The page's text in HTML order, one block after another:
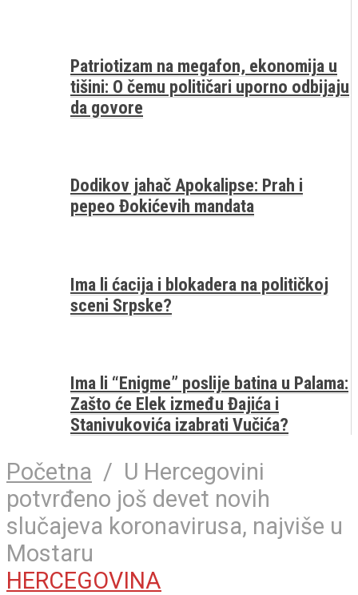
Patriotizam na megafon, ekonomija u
tišini: O čemu političari uporno odbijaju
da govore
Dodikov jahač Apokalipse: Prah i
pepeo Đokićevih mandata
Ima li ćacija i blokadera na političkoj
sceni Srpske?
Ima li “Enigme” poslije batina u Palama:
Zašto će Elek između Đajića i
Stanivukovića izabrati Vučića?
Početna / U Hercegovini
potvrđeno još devet novih
slučajeva koronavirusa, najviše u
Mostaru
HERCEGOVINA